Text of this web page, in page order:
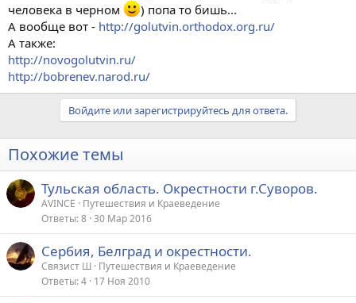
человека в черном
) попа то бишь...
А вообще вот - http://golutvin.orthodox.org.ru/
А также:
http://novogolutvin.ru/
http://bobrenev.narod.ru/
Войдите или зарегистрируйтесь для ответа.
Похожие темы
Тульская область. Окрестности г.Суворов.
AVINCE
Путешествия и Краеведение
Ответы 8 30 Мар 2016
Сербия, Белград и окрестности.
Связист Ш Путешествия и Краеведение
Ответы 4 17 Ноя 2010